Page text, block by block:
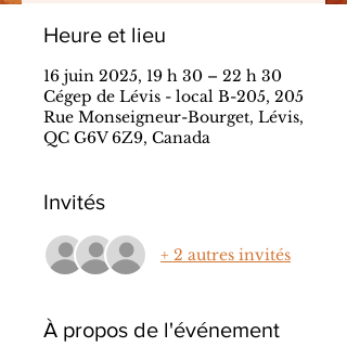
Heure et lieu
16 juin 2025, 19 h 30 – 22 h 30
Cégep de Lévis - local B-205, 205
Rue Monseigneur-Bourget, Lévis,
QC G6V 6Z9, Canada
Invités
+ 2 autres invités
À propos de l'événement